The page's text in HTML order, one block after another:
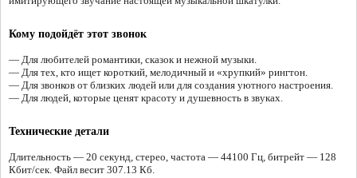
Кому подойдёт этот звонок
— Для любителей романтики, сказок и нежной музыки.
— Для тех, кто ищет короткий, мелодичный и «хрупкий» рингтон.
— Для звонков от близких людей или для создания уютного настроения.
— Для людей, которые ценят красоту и душевность в звуках.
Технические детали
Длительность — 20 секунд, стерео, частота — 44100 Гц, битрейт — 128
Кбит/сек. Файл весит 307.13 Кб.